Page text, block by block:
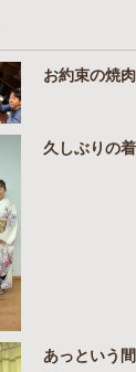
お約束の焼肉
久しぶりの着
あっという